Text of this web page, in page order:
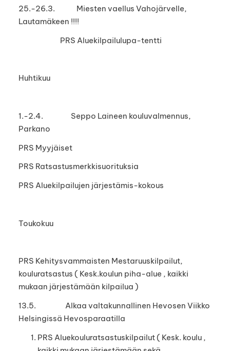
25.-26.3. Miesten vaellus Vahojärvelle,
Lautamäkeen !!!!
PRS Aluekilpailulupa-tentti
Huhtikuu
1.-2.4. Seppo Laineen kouluvalmennus,
Parkano
PRS Myyjäiset
PRS Ratsastusmerkkisuorituksia
PRS Aluekilpailujen järjestämis-kokous
Toukokuu
PRS Kehitysvammaisten Mestaruuskilpailut,
kouluratsastus ( Kesk.koulun piha-alue , kaikki
mukaan järjestämään kilpailua )
13.5. Alkaa valtakunnallinen Hevosen Viikko
Helsingissä Hevosparaatilla
PRS Aluekouluratsastuskilpailut ( Kesk. koulu ,